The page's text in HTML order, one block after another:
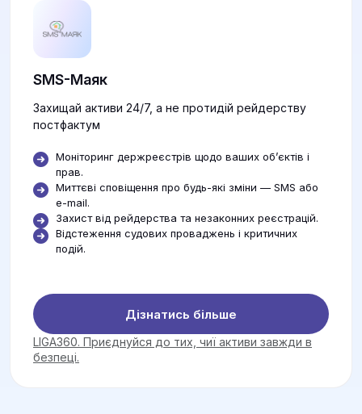
SMS-Маяк
Захищай активи 24/7, а не протидій рейдерству
постфактум
Моніторинг держреєстрів щодо ваших об’єктів і
прав.
Миттєві сповіщення про будь-які зміни — SMS або
e-mail.
Захист від рейдерства та незаконних реєстрацій.
Відстеження судових проваджень і критичних
подій.
Дізнатись більше
LIGA360. Приєднуйся до тих, чиї активи завжди в
безпеці.